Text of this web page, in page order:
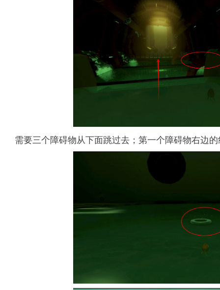
需要三个障碍物从下面跳过去；第一个障碍物右边